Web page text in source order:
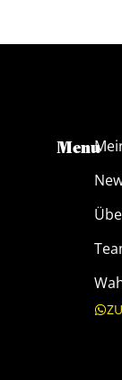
Menu